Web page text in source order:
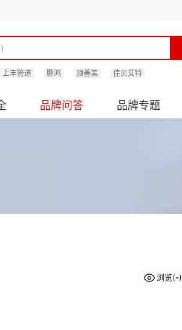
上丰管道 鹏鸿 顶善美 佳贝艾特
品牌问答 品牌专题
浏览(-)